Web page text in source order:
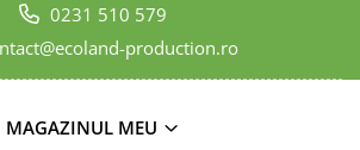
0231 510 579
production.ro
MAGAZINUL MEU